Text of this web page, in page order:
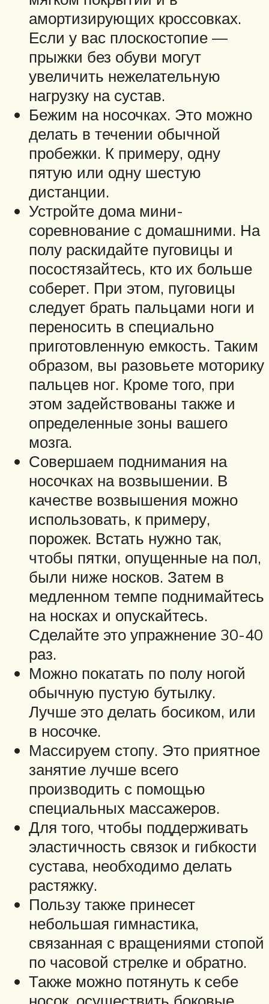
амортизирующих кроссовках.
Если у вас плоскостопие —
прыжки без обуви могут
увеличить нежелательную
нагрузку на сустав.
Бежим на носочках. Это можно
делать в течении обычной
пробежки. К примеру, одну
пятую или одну шестую
дистанции.
Устройте дома мини-
соревнование с домашними. На
полу раскидайте пуговицы и
посостязайтесь, кто их больше
соберет. При этом, пуговицы
следует брать пальцами ноги и
переносить в специально
приготовленную емкость. Таким
образом, вы разовьете моторику
пальцев ног. Кроме того, при
этом задействованы также и
определенные зоны вашего
мозга.
Совершаем поднимания на
носочках на возвышении. В
качестве возвышения можно
использовать, к примеру,
порожек. Встать нужно так,
чтобы пятки, опущенные на пол,
были ниже носков. Затем в
медленном темпе поднимайтесь
на носках и опускайтесь.
Сделайте это упражнение 30-40
раз.
Можно покатать по полу ногой
обычную пустую бутылку.
Лучше это делать босиком, или
в носочке.
Массируем стопу. Это приятное
занятие лучше всего
производить с помощью
специальных массажеров.
Для того, чтобы поддерживать
эластичность связок и гибкости
сустава, необходимо делать
растяжку.
Пользу также принесет
небольшая гимнастика,
связанная с вращениями стопой
по часовой стрелке и обратно.
Также можно потянуть к себе